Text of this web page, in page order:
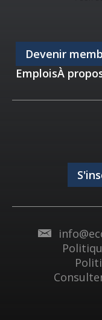
Devenir
EmploisÀ